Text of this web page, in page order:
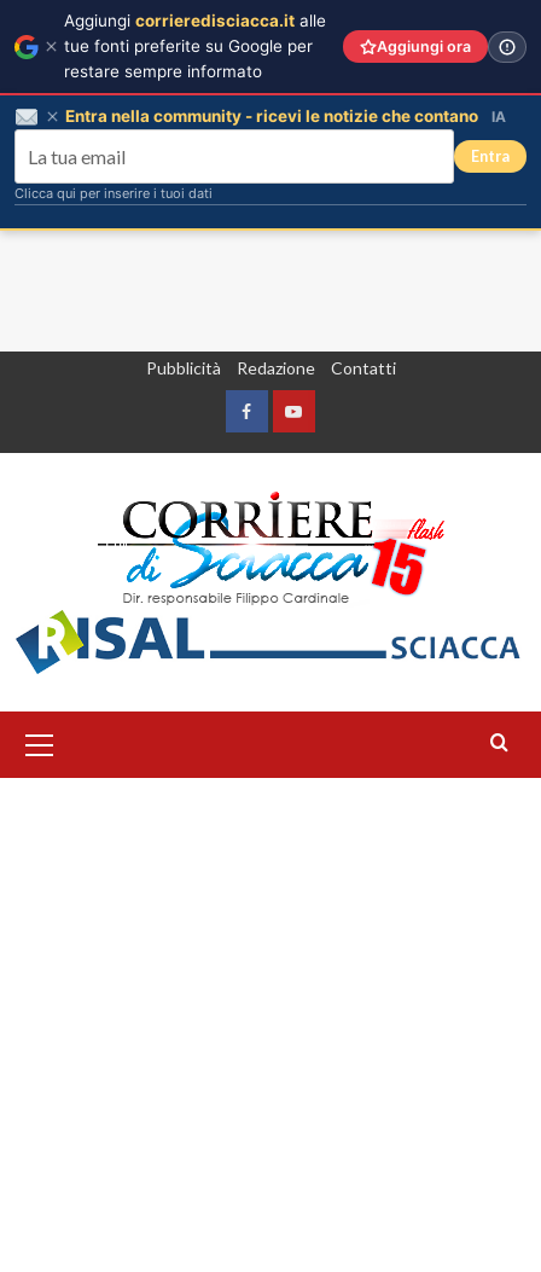
Pubblicità Redazione Contatti
FacebookYountube
principale
Aggiungi corrieredisciacca.it alle
tue fonti preferite su Google per
restare sempre informato
Aggiungi ora
Entra nella community - ricevi le notizie che contano IA
Entra
Clicca qui per inserire i tuoi dati